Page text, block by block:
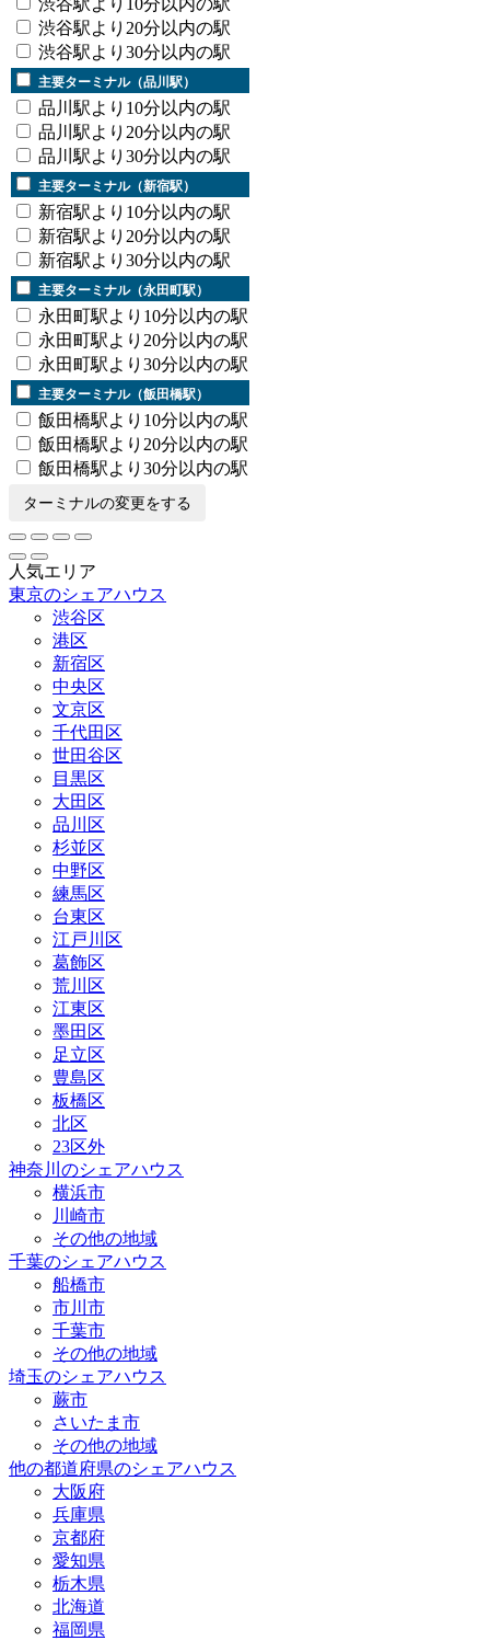
渋谷駅より10分以内の駅
渋谷駅より20分以内の駅
渋谷駅より30分以内の駅
主要ターミナル（品川駅）
品川駅より10分以内の駅
品川駅より20分以内の駅
品川駅より30分以内の駅
主要ターミナル（新宿駅）
新宿駅より10分以内の駅
新宿駅より20分以内の駅
新宿駅より30分以内の駅
主要ターミナル（永田町駅）
永田町駅より10分以内の駅
永田町駅より20分以内の駅
永田町駅より30分以内の駅
主要ターミナル（飯田橋駅）
飯田橋駅より10分以内の駅
飯田橋駅より20分以内の駅
飯田橋駅より30分以内の駅
ターミナルの変更をする
人気エリア
東京のシェアハウス
渋谷区
港区
新宿区
中央区
文京区
千代田区
世田谷区
目黒区
大田区
品川区
杉並区
中野区
練馬区
台東区
江戸川区
葛飾区
荒川区
江東区
墨田区
足立区
豊島区
板橋区
北区
23区外
神奈川のシェアハウス
横浜市
川崎市
その他の地域
千葉のシェアハウス
船橋市
市川市
千葉市
その他の地域
埼玉のシェアハウス
蕨市
さいたま市
その他の地域
他の都道府県のシェアハウス
大阪府
兵庫県
京都府
愛知県
栃木県
北海道
福岡県